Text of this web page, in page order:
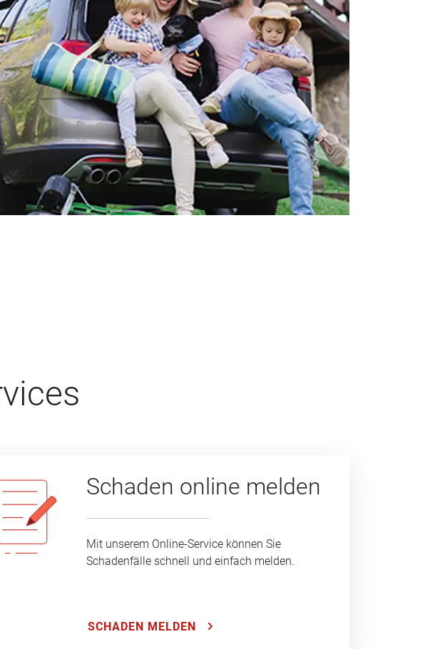
Schaden online melden
Mit unserem Online-Service können Sie
Schadenfälle schnell und einfach melden.
SCHADEN MELDEN